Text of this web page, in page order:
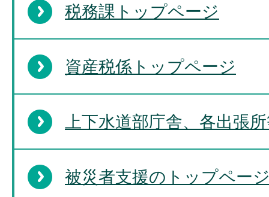
税務課トップページ
資産税係トップページ
上下水道部庁舎、各出張
被災者支援のトップペー